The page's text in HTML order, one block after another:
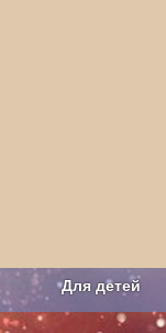
Для детей